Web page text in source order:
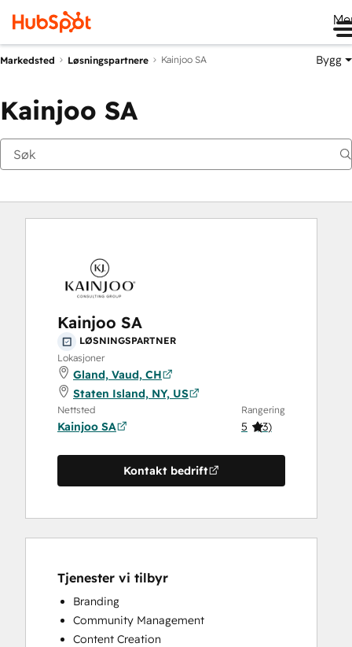
Markedsted Løsningspartnere Kainjoo SA Bygg
Kainjoo SA
Kainjoo SA
LØSNINGSPARTNER
Lokasjoner
Gland, Vaud, CH
Staten Island, NY, US
Nettsted
Kainjoo SA
Rangering
5 (3)
Kontakt bedrift
Tjenester vi tilbyr
Branding
Community Management
Content Creation